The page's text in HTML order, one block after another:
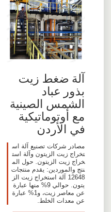
آلة ضغط زيت
بذور عباد
الشمس الصينية
مع أوتوماتيكية
في الأردن
مصادر شركات تصنيع آلة اس
تخراج زيت الزيتون وآلة است
خراج زيت الزيتون. حول الم
نتج والموردين: يقدم منتجات
12648 آلة استخراج زيت الز
يتون. حوالي 9% منها عبارة
عن معاصر زيت، و1% عبارة
عن معدات الخلط.